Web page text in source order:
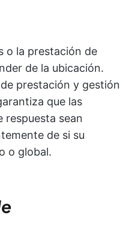
o la prestación de
de la ubicación.
prestación y gestión
que las
respuesta sean
de si su
o global.